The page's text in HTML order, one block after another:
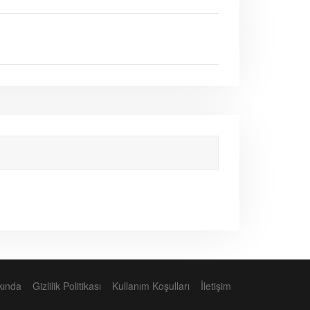
Gizlilik Politikası Kullanım Koşulları İletişim